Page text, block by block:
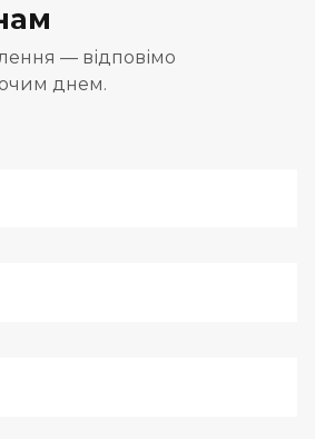
— відповімо
днем.